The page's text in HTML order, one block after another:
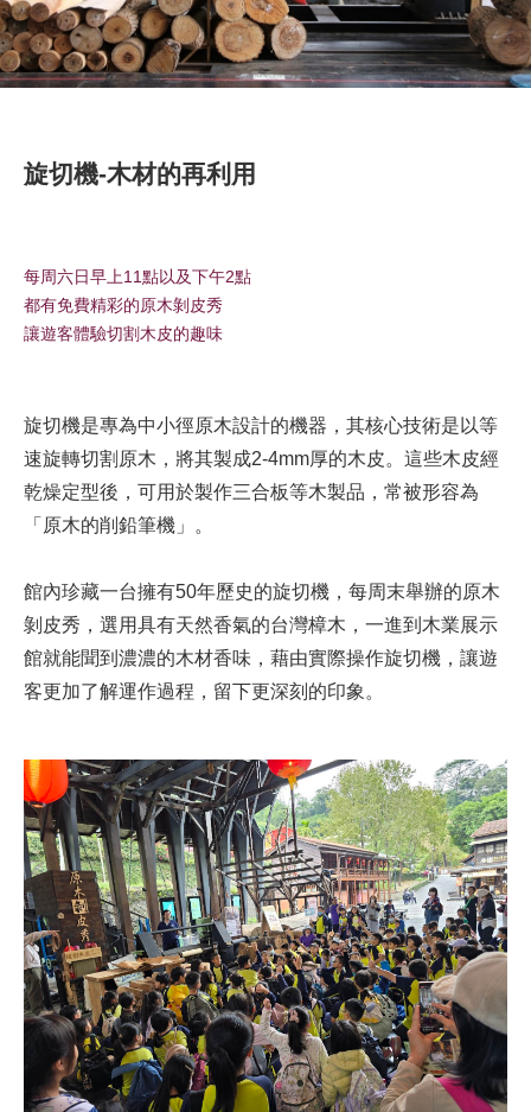
旋切機-木材的再利用
每周六日早上11點以及下午2點
都有免費精彩的原木剝皮秀
讓遊客體驗切割木皮的趣味
旋切機是專為中小徑原木設計的機器，其核心技術是以等
速旋轉切割原木，將其製成2-4mm厚的木皮。這些木皮經
乾燥定型後，可用於製作三合板等木製品，常被形容為
「原木的削鉛筆機」。
館內珍藏一台擁有50年歷史的旋切機，每周末舉辦的原木
剝皮秀，選用具有天然香氣的台灣樟木，一進到木業展示
館就能聞到濃濃的木材香味，藉由實際操作旋切機，讓遊
客更加了解運作過程，留下更深刻的印象。